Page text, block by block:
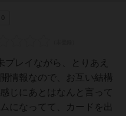
プレイながら、とりあえ
情報なので、お互い結構
じにあとはなんと言って
になってて、カードを出